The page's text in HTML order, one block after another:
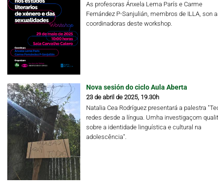
As profesoras Ánxela Lema París e Carme
Fernández P-Sanjulián, membros de ILLA, son
coordinadoras deste workshop.
Nova sesión do ciclo Aula Aberta
23 de abril de 2025, 19.30h
Natalia Cea Rodríguez presentará a palestra
redes desde a língua. Umha investigaçom
sobre a identidade linguística e cultural na
adolescência".